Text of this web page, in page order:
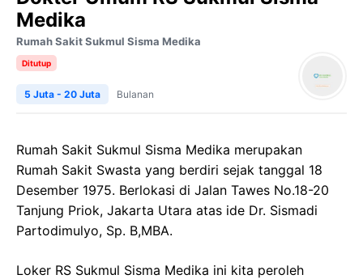
Medika
Rumah Sakit Sukmul Sisma Medika
Ditutup
5 Juta - 20 Juta Bulanan
Rumah Sakit Sukmul Sisma Medika merupakan
Rumah Sakit Swasta yang berdiri sejak tanggal 18
Desember 1975. Berlokasi di Jalan Tawes No.18-20
Tanjung Priok, Jakarta Utara atas ide Dr. Sismadi
Partodimulyo, Sp. B,MBA.
Loker RS Sukmul Sisma Medika ini kita peroleh